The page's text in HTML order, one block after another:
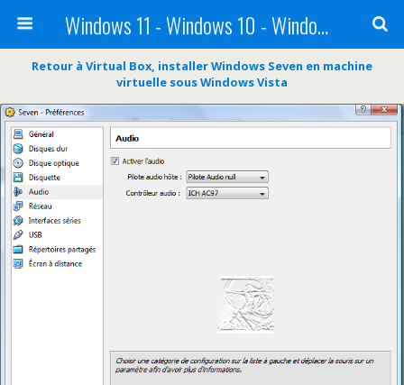
Windows 11 - Windows 10 - Windows 8 - Windows 7 - VISTA
Retour à Virtual Box, installer Windows Seven en machine
virtuelle sous Windows Vista